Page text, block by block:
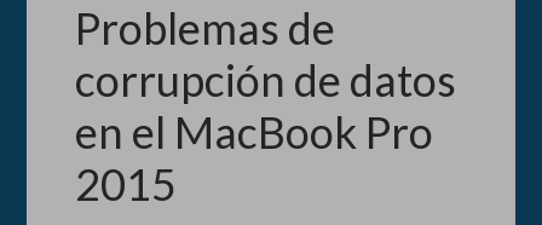
Problemas de
corrupción de datos
en el MacBook Pro
2015